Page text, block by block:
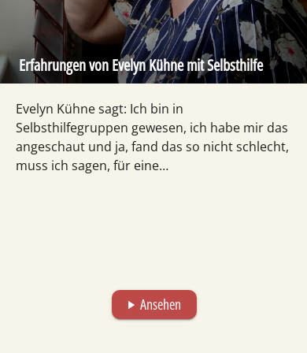
Erfahrungen von Evelyn Kühne mit Selbsthilfe
Evelyn Kühne sagt: Ich bin in
Selbsthilfegruppen gewesen, ich habe mir das
angeschaut und ja, fand das so nicht schlecht,
muss ich sagen, für eine…
play_arrow Ansehen